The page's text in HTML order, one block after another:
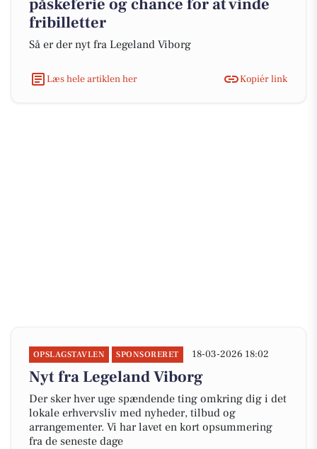
påskeferie og chance for at vinde
fribilletter
Så er der nyt fra Legeland Viborg
Læs hele artiklen her Kopiér link
OPSLAGSTAVLEN SPONSORERET 18-03-2026 18:02
Nyt fra Legeland Viborg
Der sker hver uge spændende ting omkring dig i det
lokale erhvervsliv med nyheder, tilbud og
arrangementer. Vi har lavet en kort opsummering
fra de seneste dage